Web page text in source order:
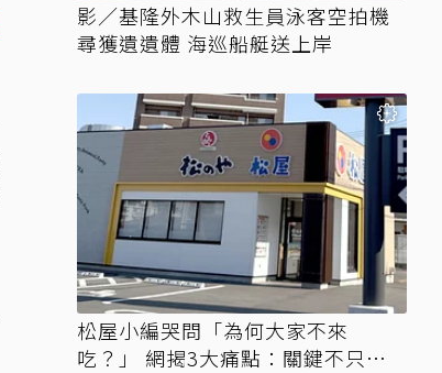
影／基隆外木山救生員泳客空拍機
尋獲遺遺體 海巡船艇送上岸
松屋小編哭問「為何大家不來
吃？」 網揭3大痛點：關鍵不只價